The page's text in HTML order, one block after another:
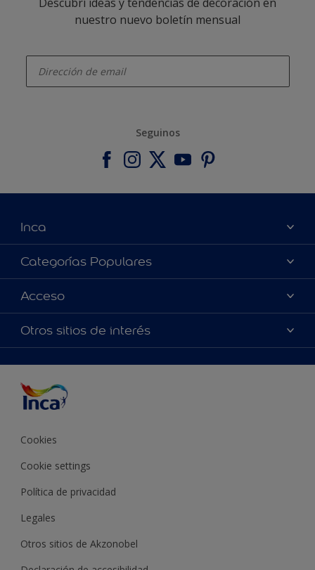
nuestro nuevo boletín mensual
Seguinos
Inca
Acerca de Inca
Contactanos
Encontrá un distribuidor Inca
Categorías Populares
Colores
Productos
Inspiración
Acceso
Accesibilidad
Precisión del color
Otros sitios de interés
Cookies
Cookie settings
Política de privacidad
Legales
Otros sitios de Akzonobel